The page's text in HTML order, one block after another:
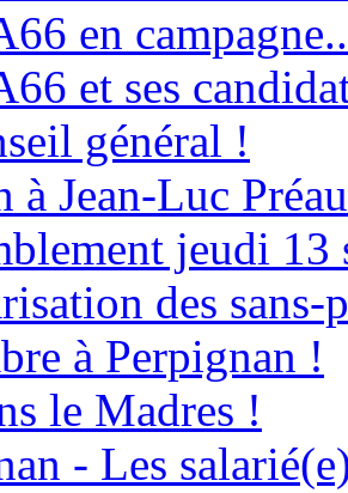
en
et ses
général !
à Jean-Luc
jeudi 13
des
à Perpignan !
le Madres !
- Les